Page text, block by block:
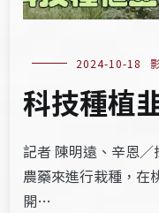
2024-10-18
科技種植
記者 陳明遠、辛恩／
農藥來進行栽種，在
開…